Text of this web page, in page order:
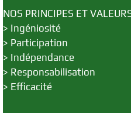
NOS PRINCIPES ET
> Ingéniosité
> Participation
> Indépendance
> Responsabilisation
> Efficacité